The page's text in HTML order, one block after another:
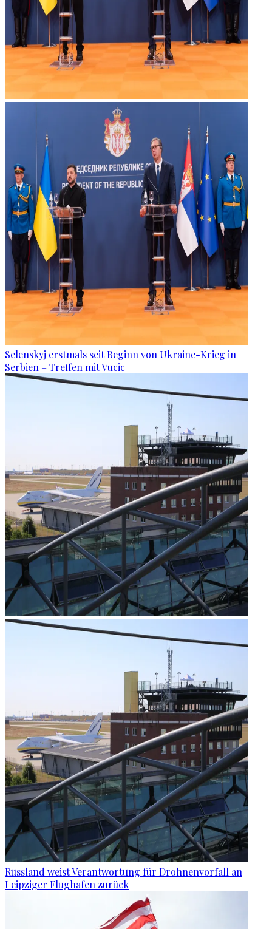
Selenskyj erstmals seit Beginn von Ukraine-Krieg in
Serbien – Treffen mit Vucic
Russland weist Verantwortung für Drohnenvorfall an
Leipziger Flughafen zurück